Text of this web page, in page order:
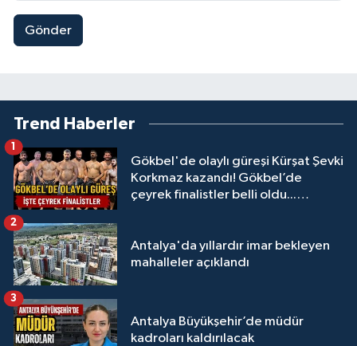
Gönder
Trend Haberler
Gökbel'de olaylı güreşi Kürşat Şevki
Korkmaz kazandı! Gökbel’de
çeyrek finalistler belli oldu...
1
Antalya'da yıllardır imar bekleyen
mahalleler açıklandı
2
Antalya Büyükşehir’de müdür
kadroları kaldırılacak
3